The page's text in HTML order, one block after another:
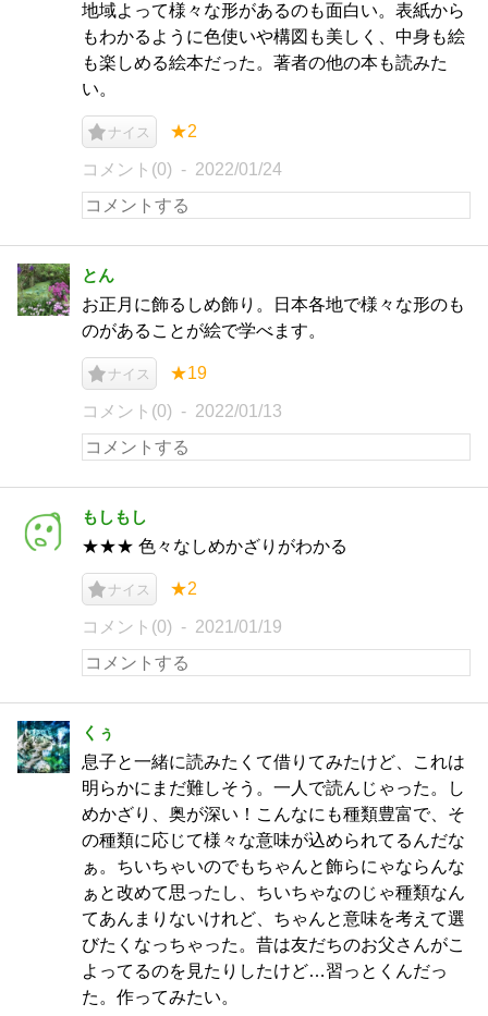
地域よって様々な形があるのも面白い。表紙から
もわかるように色使いや構図も美しく、中身も絵
も楽しめる絵本だった。著者の他の本も読みた
い。
ナイス ★2
コメント(0) 2022/01/24
とん
お正月に飾るしめ飾り。日本各地で様々な形のも
のがあることが絵で学べます。
ナイス ★19
コメント(0) 2022/01/13
もしもし
★★★ 色々なしめかざりがわかる
ナイス ★2
コメント(0) 2021/01/19
くぅ
息子と一緒に読みたくて借りてみたけど、これは
明らかにまだ難しそう。一人で読んじゃった。し
めかざり、奥が深い！こんなにも種類豊富で、そ
の種類に応じて様々な意味が込められてるんだな
ぁ。ちいちゃいのでもちゃんと飾らにゃならんな
ぁと改めて思ったし、ちいちゃなのじゃ種類なん
てあんまりないけれど、ちゃんと意味を考えて選
びたくなっちゃった。昔は友だちのお父さんがこ
よってるのを見たりしたけど…習っとくんだっ
た。作ってみたい。